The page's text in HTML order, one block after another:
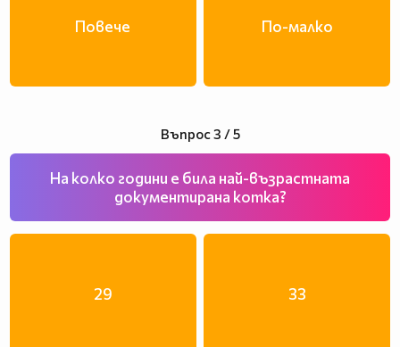
Повече По-малко
Въпрос 3 / 5
На колко години е била най-възрастната
документирана котка?
29 33